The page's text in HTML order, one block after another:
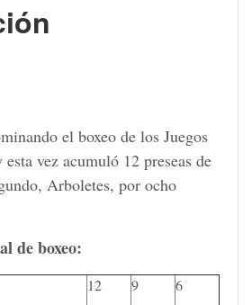
el boxeo de los Juegos
vez acumuló 12 preseas de
Arboletes, por ocho
de boxeo:
12 9
6